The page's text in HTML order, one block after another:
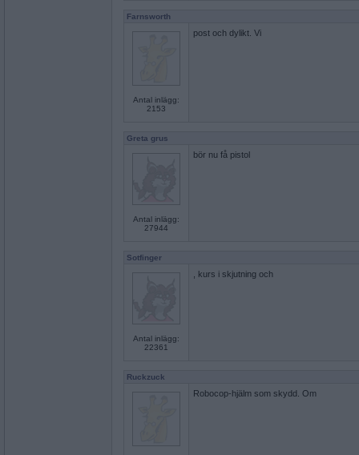
Farnsworth
Antal inlägg:
2153
post och dylikt. Vi
Greta grus
Antal inlägg:
27944
bör nu få pistol
Sotfinger
Antal inlägg:
22361
, kurs i skjutning och
Ruckzuck
Robocop-hjälm som skydd. Om